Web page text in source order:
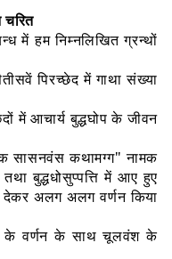
चरित
में हम निम्नलिखित ग्रन्थों
पिरच्छेद में गाथा संख्या
में आचार्य बुद्धघोप के जीवन
सासनवंस कथामग्ग"नामक
बुद्धधोसुप्पत्ति में आए हुए
देकर अलग अलग वर्णन किया
के वर्णन के साथ चूलवंश के